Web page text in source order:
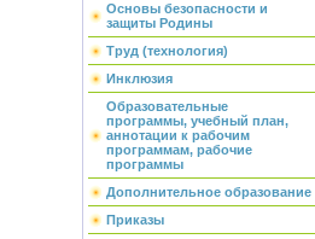
Основы безопасности и
защиты Родины
Труд (технология)
Инклюзия
Образовательные
программы, учебный план,
аннотации к рабочим
программам, рабочие
программы
Дополнительное образование
Приказы